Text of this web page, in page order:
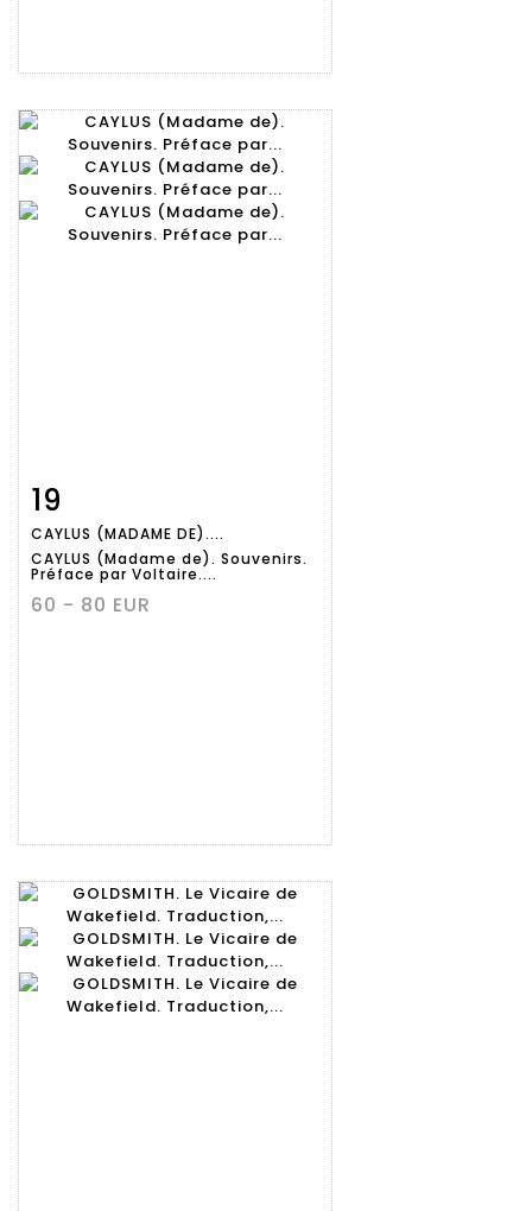
détaillée
19
CAYLUS (MADAME DE)....
CAYLUS (Madame de). Souvenirs.
Préface par Voltaire....
60 - 80 EUR